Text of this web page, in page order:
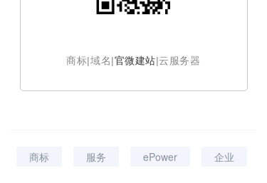
商标|域名|官微建站|云服务器
商标 服务 ePower 企业